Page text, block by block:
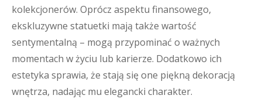
kolekcjonerów. Oprócz aspektu finansowego,
ekskluzywne statuetki mają także wartość
sentymentalną – mogą przypominać o ważnych
momentach w życiu lub karierze. Dodatkowo ich
estetyka sprawia, że stają się one piękną dekoracją
wnętrza, nadając mu elegancki charakter.